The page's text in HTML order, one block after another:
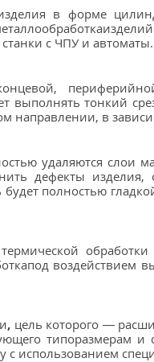
в форме
с ЧПУ и автоматы.
выполнять тонкий
направлении, в
удаляются слои
дефекты
полностью
обработки
воздействием
, цель которого —
типоразмерам
с использованием